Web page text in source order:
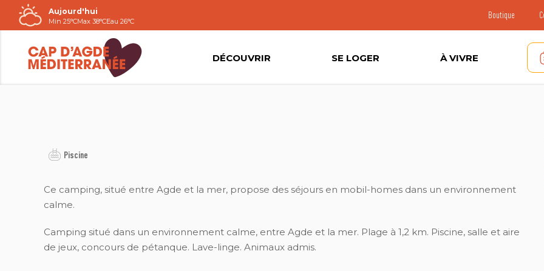
Passer
au
contenu
Aujourd'hui
Min 25°CMax 38°CEau 26°C
Boutique
DÉCOUVRIR SE LOGER À VIVRE
Piscine
Ce camping, situé entre Agde et la mer, propose des séjours en mobil-homes dans un environnement
calme.
Camping situé dans un environnement calme, entre Agde et la mer. Plage à 1,2 km. Piscine, salle et aire
de jeux, concours de pétanque. Lave-linge. Animaux admis.